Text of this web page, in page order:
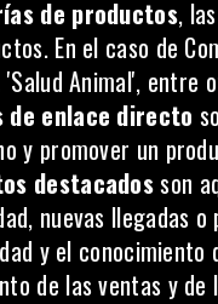
de productos,
En el caso de
'Salud Animal', entre
de enlace directo
y promover un
destacadosson
nuevas llegadas
y el conocimiento
de las ventas y